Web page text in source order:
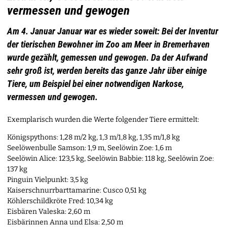
vermessen und gewogen
Am 4. Januar Januar war es wieder soweit: Bei der Inventur
der tierischen Bewohner im Zoo am Meer in Bremerhaven
wurde gezählt, gemessen und gewogen. Da der Aufwand
sehr groß ist, werden bereits das ganze Jahr über einige
Tiere, um Beispiel bei einer notwendigen Narkose,
vermessen und gewogen.
Exemplarisch wurden die Werte folgender Tiere ermittelt:
Königspythons: 1,28 m/2 kg, 1,3 m/1,8 kg, 1,35 m/1,8 kg
Seelöwenbulle Samson: 1,9 m, Seelöwin Zoe: 1,6 m
Seelöwin Alice: 123,5 kg, Seelöwin Babbie: 118 kg, Seelöwin Zoe:
137 kg
Pinguin Vielpunkt: 3,5 kg
Kaiserschnurrbarttamarine: Cusco 0,51 kg
Köhlerschildkröte Fred: 10,34 kg
Eisbären Valeska: 2,60 m
Eisbärinnen Anna und Elsa: 2,50 m